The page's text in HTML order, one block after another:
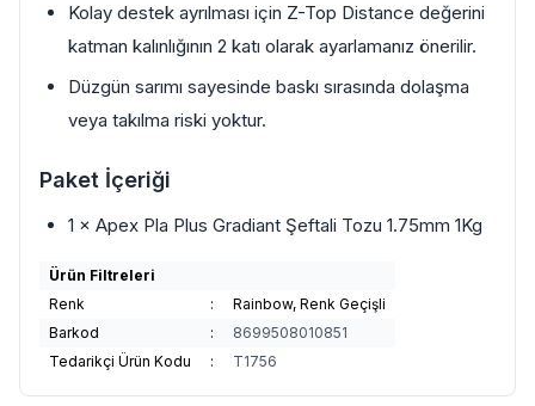
Kolay destek ayrılması için Z-Top Distance değerini
katman kalınlığının 2 katı olarak ayarlamanız önerilir.
Düzgün sarımı sayesinde baskı sırasında dolaşma
veya takılma riski yoktur.
Paket İçeriği
1 × Apex Pla Plus Gradiant Şeftali Tozu 1.75mm 1Kg
Ürün Filtreleri
Renk
:
Rainbow, Renk Geçişli
Barkod
:
8699508010851
Tedarikçi Ürün Kodu
: T1756